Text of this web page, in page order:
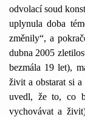
odvolací soud
uplynula doba
změnily“, a
dubna 2005
bezmála 19 let),
živit a obstarat si
uvedl, že to, co
vychovávat a